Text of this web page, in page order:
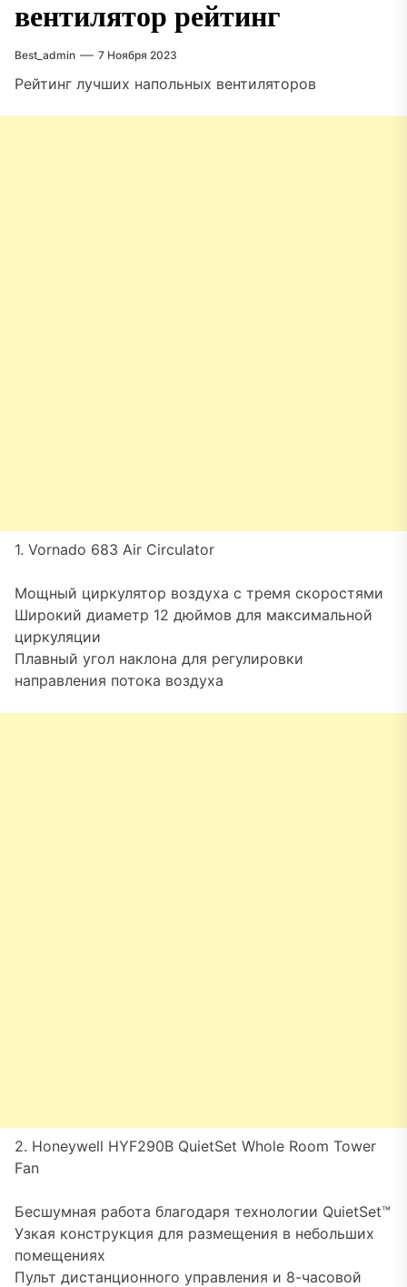
вентилятор рейтинг
Best_admin 7 Ноября 2023
Рейтинг лучших напольных вентиляторов
1. Vornado 683 Air Circulator
Мощный циркулятор воздуха с тремя скоростями
Широкий диаметр 12 дюймов для максимальной
циркуляции
Плавный угол наклона для регулировки
направления потока воздуха
2. Honeywell HYF290B QuietSet Whole Room Tower
Fan
Бесшумная работа благодаря технологии QuietSet™
Узкая конструкция для размещения в небольших
помещениях
Пульт дистанционного управления и 8-часовой